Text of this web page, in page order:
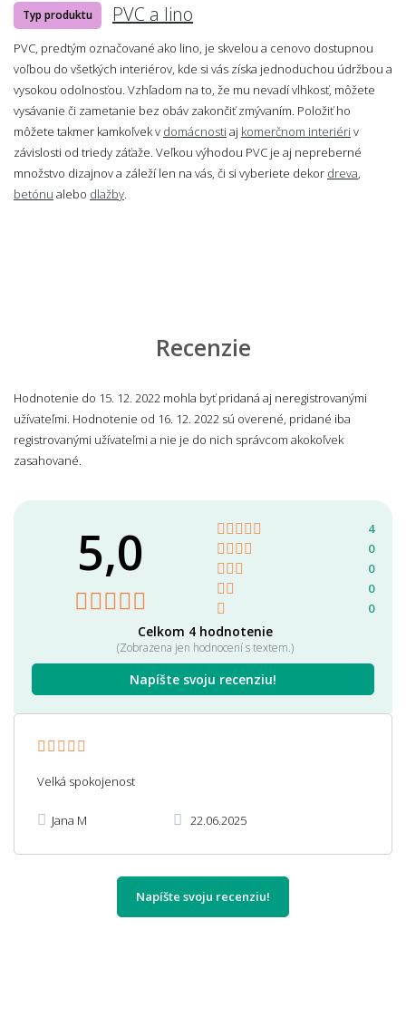
Typ produktu PVC a lino
PVC, predtým označované ako lino, je skvelou a cenovo dostupnou
voľbou do všetkých interiérov, kde si vás získa jednoduchou údržbou a
vysokou odolnosťou. Vzhľadom na to, že mu nevadí vlhkosť, môžete
vysávanie či zametanie bez obáv zakončiť zmývaním. Položiť ho
môžete takmer kamkoľvek v domácnosti aj komerčnom interiéri v
závislosti od triedy záťaže. Veľkou výhodou PVC je aj nepreberné
množstvo dizajnov a záleží len na vás, či si vyberiete dekor dreva
betónu alebo dlažby
Recenzie
Hodnotenie do 15. 12. 2022 mohla byť pridaná aj neregistrovanými
užívateľmi. Hodnotenie od 16. 12. 2022 sú overené, pridané iba
registrovanými užívateľmi a nie je do nich správcom akokoľvek
zasahované.
5,0
Celkom 4 hodnotenie
(Zobrazena jen hodnocení s textem.)
Napíšte svoju recenziu!
4
0
0
0
0
Velká spokojenost
Jana M 22.06.2025
Napíšte svoju recenziu!